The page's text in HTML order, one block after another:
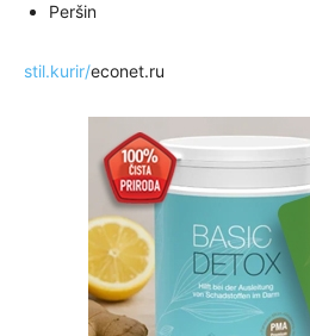
Peršin
stil.kurir/econet.ru